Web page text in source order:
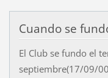
Cuando se
El Club se fundo el
septiembre(17/09/